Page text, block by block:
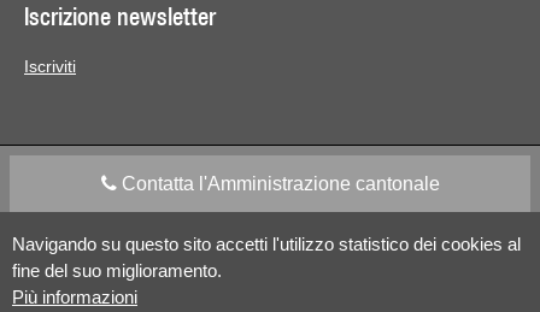
Navigando su questo sito accetti l'utilizzo statistico dei cookies al
fine del suo miglioramento.
Più informazioni
Iscrizione newsletter
Iscriviti
Contatta l'Amministrazione cantonale
Apps Mobile Social media